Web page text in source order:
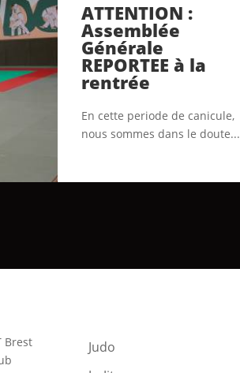
ATTENTION :
Assemblée
Générale
REPORTEE à la
rentrée
En cette periode de canicule,
nous sommes dans le doute...
Brest
Judo